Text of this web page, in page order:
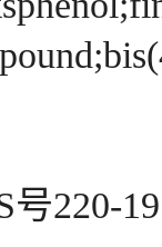
号220-